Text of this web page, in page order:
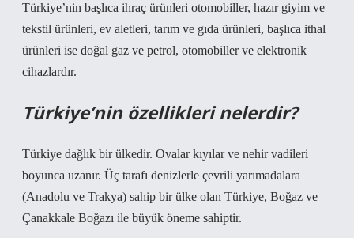
Türkiye’nin başlıca ihraç ürünleri otomobiller, hazır giyim ve
tekstil ürünleri, ev aletleri, tarım ve gıda ürünleri, başlıca ithal
ürünleri ise doğal gaz ve petrol, otomobiller ve elektronik
cihazlardır.
Türkiye’nin özellikleri nelerdir?
Türkiye dağlık bir ülkedir. Ovalar kıyılar ve nehir vadileri
boyunca uzanır. Üç tarafı denizlerle çevrili yarımadalara
(Anadolu ve Trakya) sahip bir ülke olan Türkiye, Boğaz ve
Çanakkale Boğazı ile büyük öneme sahiptir.